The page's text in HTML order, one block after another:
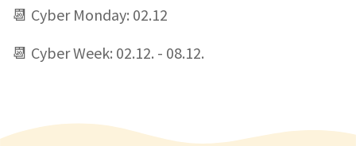
📆 Cyber Monday: 02.12
📆 Cyber Week: 02.12. - 08.12.